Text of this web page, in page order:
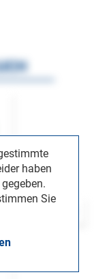
haben
Sie